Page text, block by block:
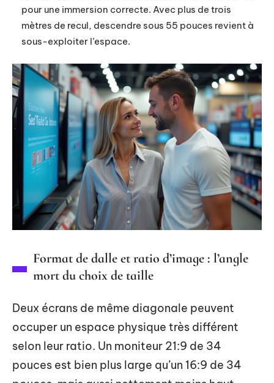
pour une immersion correcte. Avec plus de trois
mètres de recul, descendre sous 55 pouces revient à
sous-exploiter l’espace.
Format de dalle et ratio d’image : l’angle
mort du choix de taille
Deux écrans de même diagonale peuvent
occuper un espace physique très différent
selon leur ratio. Un moniteur 21:9 de 34
pouces est bien plus large qu’un 16:9 de 34